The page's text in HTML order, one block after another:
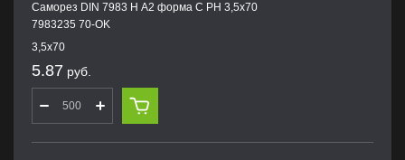
Саморез DIN 7983 H А2 форма С PH 3,5х70
7983235 70-OK
3,5х70
5.87 руб.